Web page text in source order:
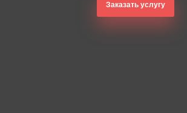
Заказать услугу